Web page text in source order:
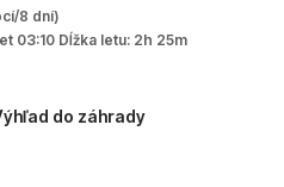
8 dní)
03:10 Dĺžka letu: 2h 25m
do záhrady